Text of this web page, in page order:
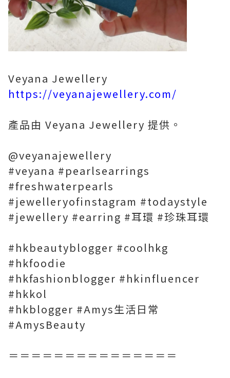
Veyana Jewellery
https://veyanajewellery.com/
產品由 Veyana Jewellery 提供。
@veyanajewellery
#veyana #pearlsearrings
#freshwaterpearls
#jewelleryofinstagram #todaystyle
#jewellery #earring #耳環 #珍珠耳環
#hkbeautyblogger #coolhkg
#hkfoodie
#hkfashionblogger #hkinfluencer
#hkkol
#hkblogger #Amys生活日常
#AmysBeauty
＝＝＝＝＝＝＝＝＝＝＝＝＝＝＝